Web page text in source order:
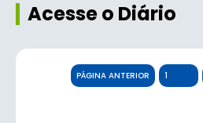
Acesse o Diário
PÁGINA ANTERIOR